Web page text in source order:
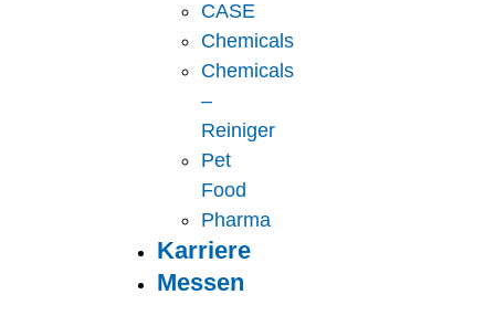
CASE
Chemicals
Chemicals
–
Reiniger
Pet
Food
Pharma
Karriere
Messen